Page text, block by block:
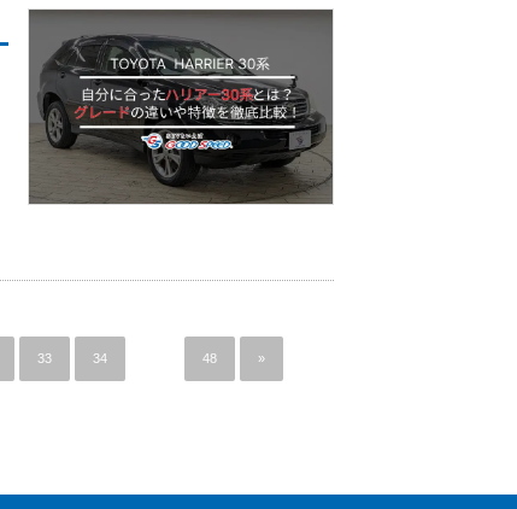
33 34 48 »